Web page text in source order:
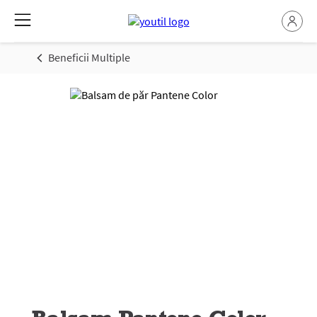
Beneficii Multiple